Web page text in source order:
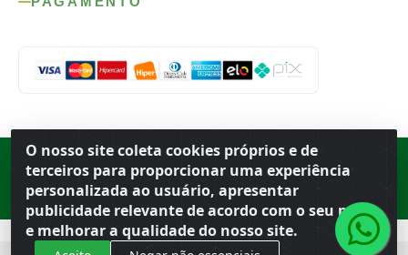
O nosso site coleta cookies próprios e de
terceiros para proporcionar uma experiência
personalizada ao usuário, apresentar
publicidade relevante de acordo com o seu perfil
e melhorar a qualidade do nosso site.
Rod. SP-215, s/n, km 98 — Área Rural Porto Ferreira ·BR
· CEP
· CNPJ 56.679.863/0001-91
© 2026 Atacado Ideal